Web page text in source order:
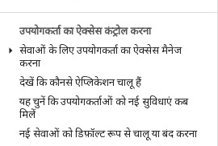
उपयोगकर्ता का ऐक्सेस कंट्रोल करना
सेवाओं के लिए उपयोगकर्ता का ऐक्सेस मैनेज
करना
देखें कि कौनसे ऐप्लिकेशन चालू हैं
यह चुनें कि उपयोगकर्ताओं को नई सुविधाएं कब
मिलें
नई सेवाओं को डिफ़ॉल्ट रूप से चालू या बंद करना